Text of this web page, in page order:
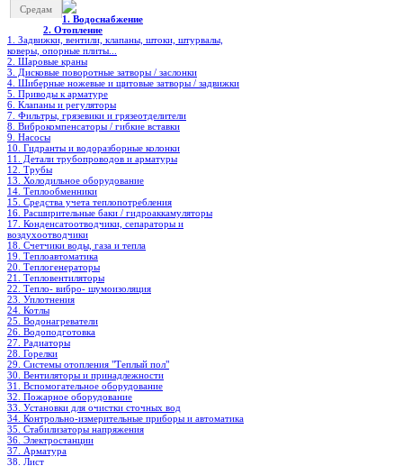
Средам
1. Водоснабжение
2. Отопление
1. Задвижки, вентили, клапаны, штоки, штурвалы,
коверы, опорные плиты...
2. Шаровые краны
3. Дисковые поворотные затворы / заслонки
4. Шиберные ножевые и щитовые затворы / задвижки
5. Приводы к арматуре
6. Клапаны и регуляторы
7. Фильтры, грязевики и грязеотделители
8. Виброкомпенсаторы / гибкие вставки
9. Насосы
10. Гидранты и водоразборные колонки
11. Детали трубопроводов и арматуры
12. Трубы
13. Холодильное oборудование
14. Теплообменники
15. Средства учета теплопотребления
16. Расширительные баки / гидроаккамуляторы
17. Конденсатоотводчики, сепараторы и
воздухоотводчики
18. Счетчики воды, газа и тепла
19. Теплоавтоматика
20. Теплогенераторы
21. Тепловентиляторы
22. Тепло- вибро- шумоизоляция
23. Уплотнения
24. Котлы
25. Водонагреватели
26. Водоподготовка
27. Радиаторы
28. Горелки
29. Системы отопления "Теплый пол"
30. Вентиляторы и принадлежности
31. Вспомогательное оборудование
32. Пожарное оборудование
33. Установки для очистки сточных вод
34. Контрольно-измерительные приборы и автоматика
35. Стабилизаторы напряжения
36. Электростанции
37. Арматура
38. Лист